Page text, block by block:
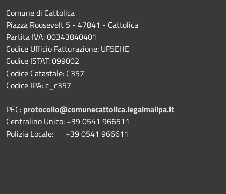
Comune di Cattolica
Piazza Roosevelt 5 - 47841 - Cattolica
Partita IVA: 00343840401
Codice Ufficio Fatturazione: UF5EHE
Codice ISTAT: 099002
Codice Catastale: C357
Codice IPA: c_c357
PEC: protocollo@comunecattolica.legalmailpa.it
Centralino Unico: +39 0541 966511
Polizia Locale: +39 0541 966611